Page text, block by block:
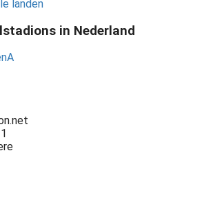
landen
in Nederland